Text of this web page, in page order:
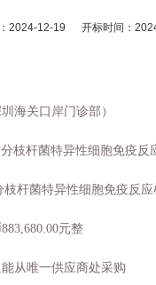
2024-12-19 开标时间：
海关口岸门诊部）
枝杆菌特异性细胞免疫反
枝杆菌特异性细胞免疫反
883,680.00元整
从唯一供应商处采购